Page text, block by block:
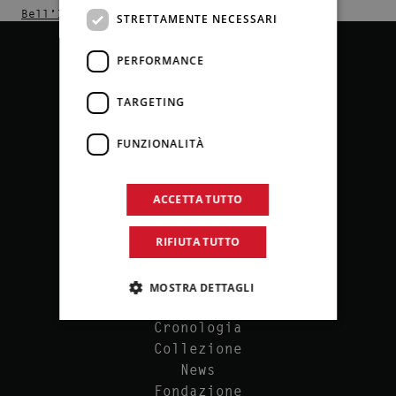
Bell’Italia
P.IVA 00540080827
Via Butera, 18 – Palermo
Cronologia
Collezione
News
Fondazione
STRETTAMENTE NECESSARI
PERFORMANCE
TARGETING
FUNZIONALITÀ
ACCETTA TUTTO
RIFIUTA TUTTO
MOSTRA DETTAGLI